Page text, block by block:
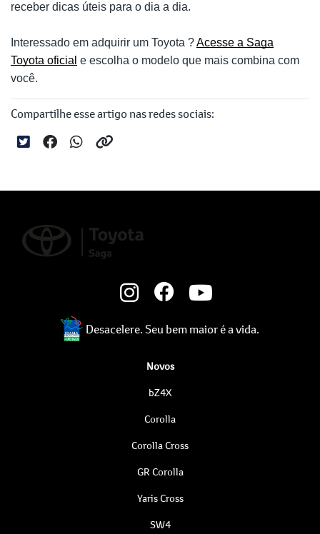
receber dicas úteis para o dia a dia.
Interessado em adquirir um Toyota ?Acesse a Saga
Toyota oficial e escolha o modelo que mais combina com
você.
Compartilhe esse artigo nas redes sociais:
Desacelere. Seu bem maior é a vida.
Novos
bZ4X
Corolla
Corolla Cross
GR Corolla
Yaris Cross
SW4